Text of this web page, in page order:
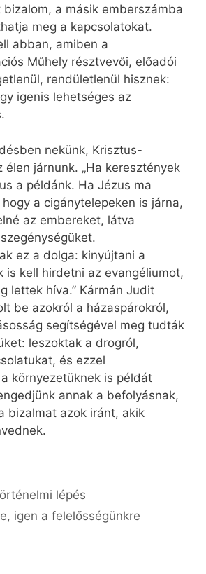
a másik emberszámba
meg a kapcsolatokat.
abban, amiben a
Műhely résztvevői, előadói
rendületlenül hisznek:
igenis lehetséges az
nekünk, Krisztus-
élen járnunk. „Ha keresztények
a példánk. Ha Jézus ma
a cigánytelepeken is járna,
az embereket, látva
ez a dolga: kinyújtani a
is kell hirdetni az evangéliumot,
lettek híva.” Kármán Judit
be azokról a házaspárokról,
segítségével meg tudták
leszoktak a drogról,
és ezzel
környezetüknek is példát
annak a befolyásnak,
bizalmat azok iránt, akik
lépés
igen a felelősségünkre